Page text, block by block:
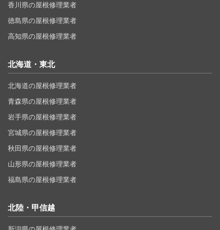
香川県の屋根修理業者
徳島県の屋根修理業者
高知県の屋根修理業者
北海道・東北
北海道の屋根修理業者
青森県の屋根修理業者
岩手県の屋根修理業者
宮城県の屋根修理業者
秋田県の屋根修理業者
山形県の屋根修理業者
福島県の屋根修理業者
北陸・甲信越